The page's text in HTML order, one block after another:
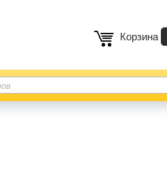
Корзина